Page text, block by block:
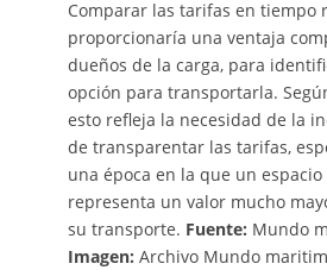
Comparar las tarifas en tiempo
proporcionaría una ventaja
dueños de la carga, para
opción para transportarla.
esto refleja la necesidad de la
de transparentar las tarifas,
una época en la que un
representa un valor mucho
su transporte. Fuente: Mundo
Imagen: Archivo Mundo